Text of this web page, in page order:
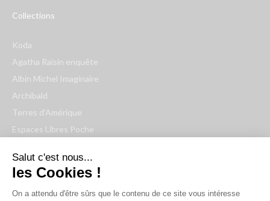
Salut c'est nous...
les Cookies !
On a attendu d'être sûrs que le contenu de ce site vous intéresse
Collections
Koda
Agatha Raisin enquête
Albin Michel Imaginaire
Archibald
Terres d'Amérique
Espaces Libres Poche
Wiz
Voir toutes les collections